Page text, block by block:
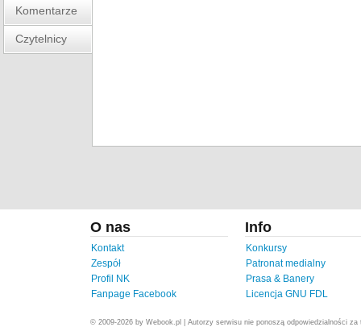
Komentarze
Czytelnicy
O nas
Kontakt
Zespół
Profil NK
Fanpage Facebook
Info
Konkursy
Patronat medialny
Prasa & Banery
Licencja GNU FDL
© 2009-2026 by Webook.pl | Autorzy serwisu nie ponoszą odpowiedzialności